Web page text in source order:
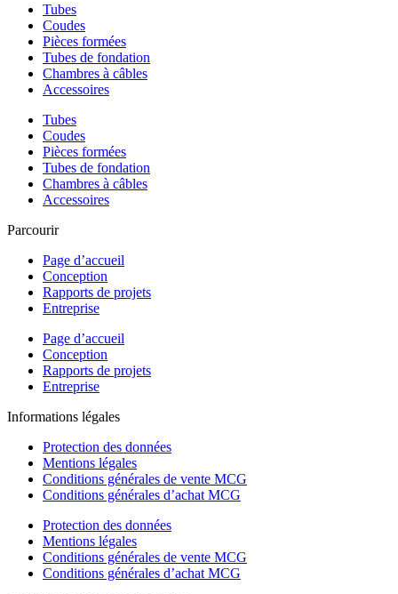
Tubes
Coudes
Pièces formées
Tubes de fondation
Chambres à câbles
Accessoires
Tubes
Coudes
Pièces formées
Tubes de fondation
Chambres à câbles
Accessoires
Parcourir
Page d’accueil
Conception
Rapports de projets
Entreprise
Page d’accueil
Conception
Rapports de projets
Entreprise
Informations légales
Protection des données
Mentions légales
Conditions générales de vente MCG
Conditions générales d’achat MCG
Protection des données
Mentions légales
Conditions générales de vente MCG
Conditions générales d’achat MCG